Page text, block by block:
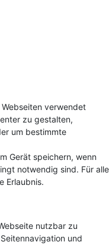
verwendet
zu gestalten,
um bestimmte
Gerät speichern, wenn
notwendig sind. Für alle
Erlaubnis.
nutzbar zu
und